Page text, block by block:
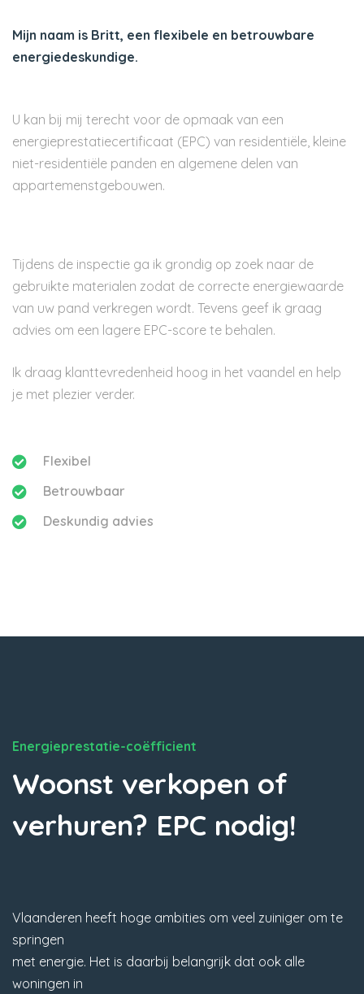
Mijn naam is Britt, een flexibele en betrouwbare
energiedeskundige.
U kan bij mij terecht voor de opmaak van een
energieprestatiecertificaat (EPC) van residentiële, kleine
niet-residentiële panden en algemene delen van
appartemenstgebouwen.
Tijdens de inspectie ga ik grondig op zoek naar de
gebruikte materialen zodat de correcte energiewaarde
van uw pand verkregen wordt. Tevens geef ik graag
advies om een lagere EPC-score te behalen.
Ik draag klanttevredenheid hoog in het vaandel en help
je met plezier verder.
Flexibel
Betrouwbaar
Deskundig advies
Energieprestatie-coëfficient
Woonst verkopen of
verhuren? EPC nodig!
Vlaanderen heeft hoge ambities om veel zuiniger om te
springen
met energie. Het is daarbij belangrijk dat ook alle
woningen in